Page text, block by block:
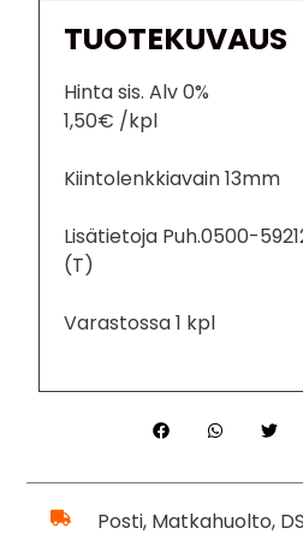
TUOTEKUVAUS
Hinta sis. Alv 0%
1,50€ /kpl
Kiintolenkkiavain 13mm
Lisätietoja Puh.0500-
(T)
Varastossa 1 kpl
Posti, Matkahuolto,